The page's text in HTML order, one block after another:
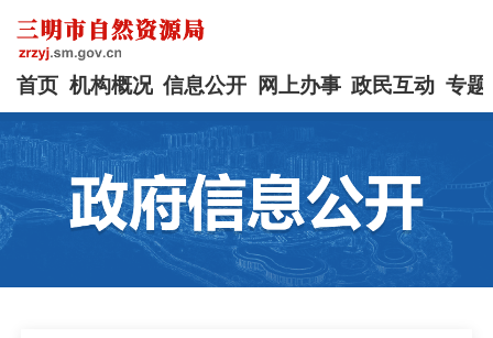
首页 机构概况 信息公开 网上办事 政民互动 专题